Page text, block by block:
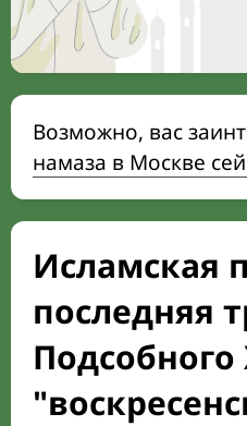
Возможно, вас
намаза в Москве
Исламская
последняя
Подсобного